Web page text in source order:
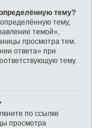
тему?
тему,
темой»,
просмотра тем.
ответа» при
тему.
по ссылке
просмотра